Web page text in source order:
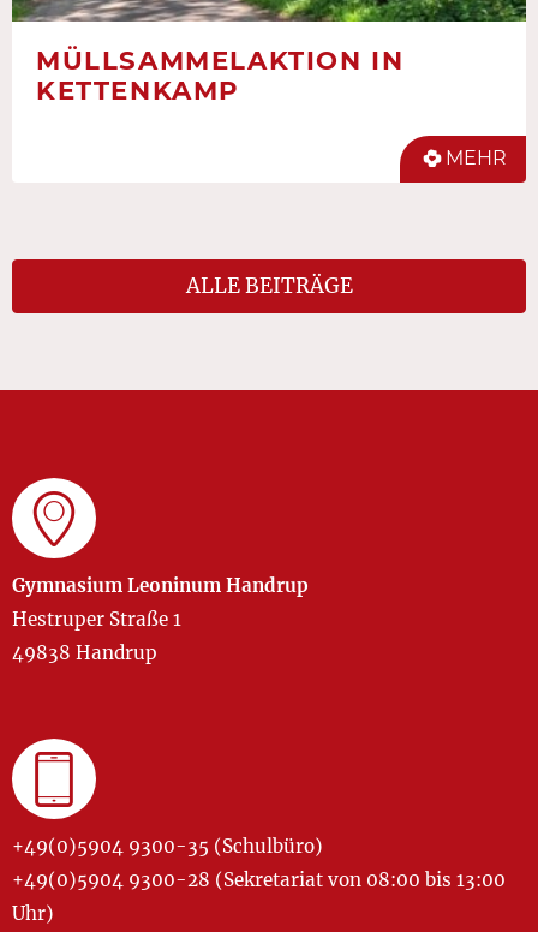
MÜLLSAMMELAKTION IN
KETTENKAMP
MEHR
ALLE BEITRÄGE
Gymnasium Leoninum Handrup
Hestruper Straße 1
49838 Handrup
+49(0)5904 9300-35 (Schulbüro)
+49(0)5904 9300-28 (Sekretariat von 08:00 bis 13:00
Uhr)